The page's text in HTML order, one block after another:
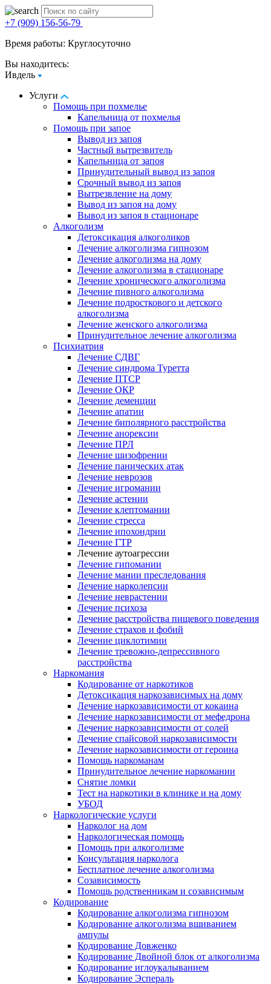
+7 (909) 156-56-79
Время работы: Круглосуточно
Вы находитесь:
Ивдель
Услуги
Помощь при похмелье
Капельница от похмелья
Помощь при запое
Вывод из запоя
Частный вытрезвитель
Капельница от запоя
Принудительный вывод из запоя
Срочный вывод из запоя
Вытрезвление на дому
Вывод из запоя на дому
Вывод из запоя в стационаре
Алкоголизм
Детоксикация алкоголиков
Лечение алкоголизма гипнозом
Лечение алкоголизма на дому
Лечение алкоголизма в стационаре
Лечение хронического алкоголизма
Лечение пивного алкоголизма
Лечение подросткового и детского
алкоголизма
Лечение женского алкоголизма
Принудительное лечение алкоголизма
Психиатрия
Лечение СДВГ
Лечение синдрома Туретта
Лечение ПТСР
Лечение ОКР
Лечение деменции
Лечение апатии
Лечение биполярного расстройства
Лечение анорексии
Лечение ПРЛ
Лечение шизофрении
Лечение панических атак
Лечение неврозов
Лечение игромании
Лечение астении
Лечение клептомании
Лечение стресса
Лечение ипохондрии
Лечение ГТР
Лечение аутоагрессии
Лечение гипомании
Лечение мании преследования
Лечение нарколепсии
Лечение неврастении
Лечение психоза
Лечение расстройства пищевого поведения
Лечение страхов и фобий
Лечение циклотимии
Лечение тревожно-депрессивного
расстройства
Наркомания
Кодирование от наркотиков
Детоксикация наркозависимых на дому
Лечение наркозависимости от кокаина
Лечение наркозависимости от мефедрона
Лечение наркозависимости от солей
Лечение спайсовой наркозависимости
Лечение наркозависимости от героина
Помощь наркоманам
Принудительное лечение наркомании
Снятие ломки
Тест на наркотики в клинике и на дому
УБОД
Наркологические услуги
Нарколог на дом
Наркологическая помощь
Помощь при алкоголизме
Консультация нарколога
Бесплатное лечение алкоголизма
Созависимость
Помощь родственникам и созависимым
Кодирование
Кодирование алкоголизма гипнозом
Кодирование алкоголизма вшиванием
ампулы
Кодирование Довженко
Кодирование Двойной блок от алкоголизма
Кодирование иглоукалыванием
Кодирование Эспераль